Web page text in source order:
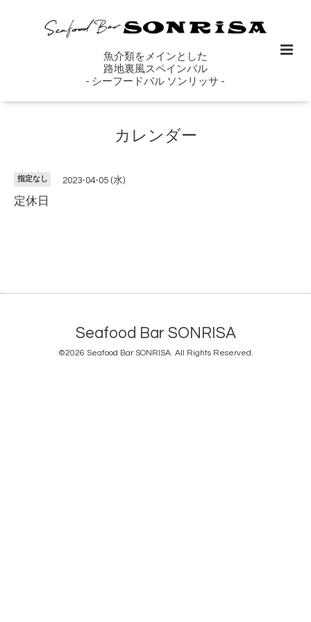
魚介類をメインとした
路地裏風スペインバル
- シーフードバル ソンリッサ -
カレンダー
指定なし 2023-04-05 (水)
定休日
Seafood Bar SONRISA
©2026 Seafood Bar SONRISA. All Rights Reserved.